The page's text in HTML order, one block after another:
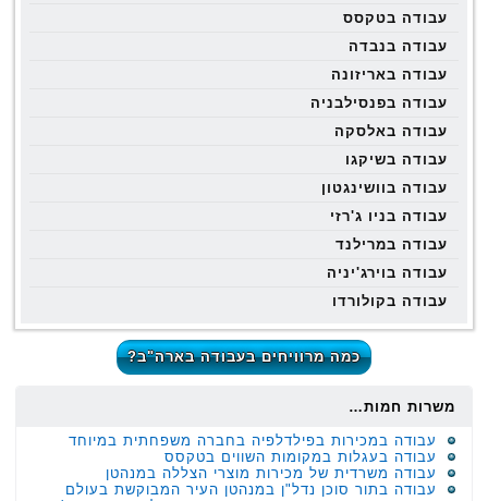
עבודה בטקסס
עבודה בנבדה
עבודה באריזונה
עבודה בפנסילבניה
עבודה באלסקה
עבודה בשיקגו
עבודה בוושינגטון
עבודה בניו ג'רזי
עבודה במרילנד
עבודה בוירג'יניה
עבודה בקולורדו
כמה מרוויחים בעבודה בארה"ב?
משרות חמות…
עבודה במכירות בפילדלפיה בחברה משפחתית במיוחד
עבודה בעגלות במקומות השווים בטקסס
עבודה משרדית של מכירות מוצרי הצללה במנהטן
עבודה בתור סוכן נדל"ן במנהטן העיר המבוקשת בעולם